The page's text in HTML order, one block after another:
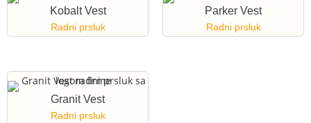
Kobalt Vest
Radni prsluk
Parker Vest
Radni prsluk
Granit Vest
Radni prsluk